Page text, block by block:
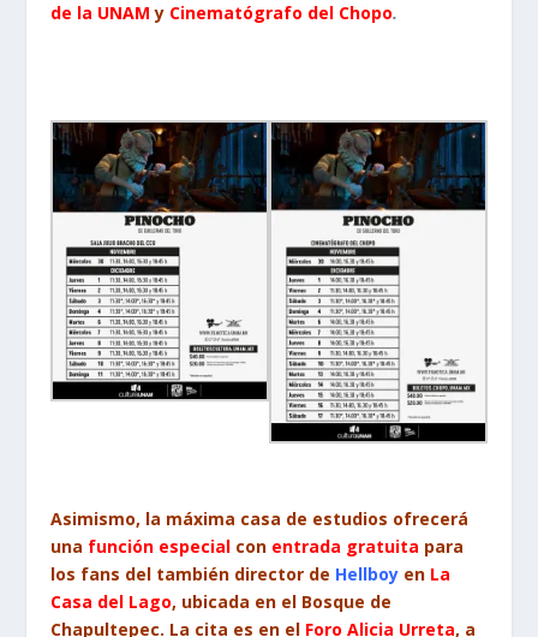
de la UNAM y Cinematógrafo del Chopo.
Asimismo, la máxima casa de estudios ofrecerá
una función especial con entrada gratuita para
los fans del también director de Hellboy en La
Casa del Lago, ubicada en el Bosque de
Chapultepec. La cita es en el Foro Alicia Urreta, a